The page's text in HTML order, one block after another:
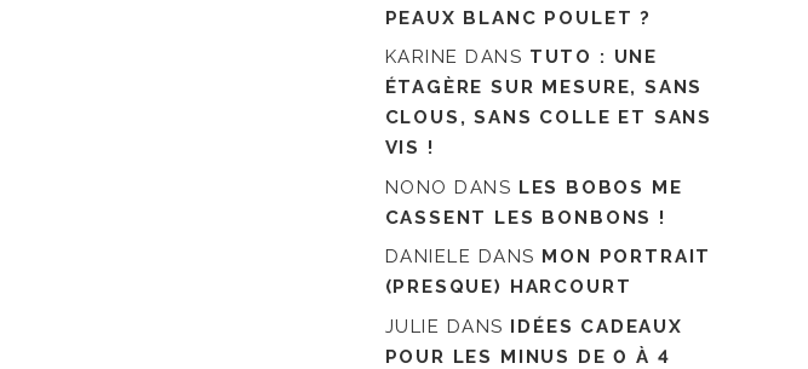
PEAUX BLANC POULET ?
KARINE DANS TUTO : UNE
ÉTAGÈRE SUR MESURE, SANS
CLOUS, SANS COLLE ET SANS
VIS !
NONO DANS LES BOBOS ME
CASSENT LES BONBONS !
DANIELE DANS MON PORTRAIT
(PRESQUE) HARCOURT
JULIE DANS IDÉES CADEAUX
POUR LES MINUS DE 0 À 4